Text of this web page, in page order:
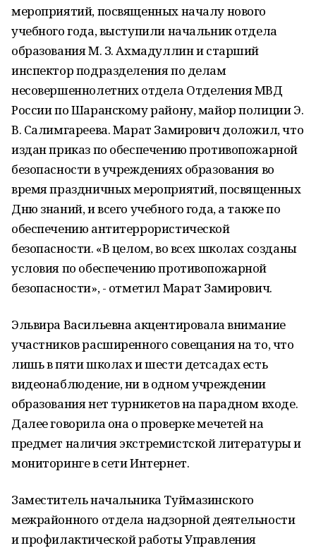
мероприятий, посвященных началу нового
учебного года, выступили начальник отдела
образования М. З. Ахмадуллин и старший
инспектор подразделения по делам
несовершеннолетних отдела Отделения МВД
России по Шаранскому району, майор полиции Э.
В. Салимгареева. Марат Замирович доложил, что
издан приказ по обеспечению противопожарной
безопасности в учреждениях образования во
время праздничных мероприятий, посвященных
Дню знаний, и всего учебного года, а также по
обеспечению антитеррористической
безопасности. «В целом, во всех школах созданы
условия по обеспечению противопожарной
безопасности», - отметил Марат Замирович.
Эльвира Васильевна акцентировала внимание
участников расширенного совещания на то, что
лишь в пяти школах и шести детсадах есть
видеонаблюдение, ни в одном учреждении
образования нет турникетов на парадном входе.
Далее говорила она о проверке мечетей на
предмет наличия экстремистской литературы и
мониторинге в сети Интернет.
Заместитель начальника Туймазинского
межрайонного отдела надзорной деятельности
и профилактической работы Управления